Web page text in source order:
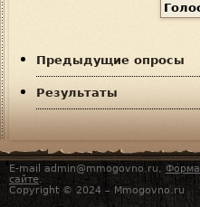
Предыдущие опросы
Результаты
E-mail admin@mmogovno.ru, Форма
сайте.
Copyright © 2024 – Mmogovno.ru